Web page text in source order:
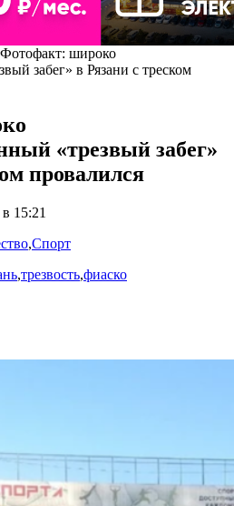
Фотофакт: широко
забег» в Рязани с треском
«трезвый забег»
провалился
15:21
,Спорт
,трезвость,фиаско